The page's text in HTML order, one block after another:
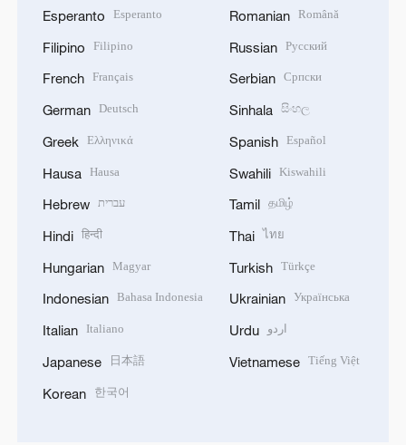
Esperanto Esperanto
Filipino Filipino
French Français
German Deutsch
Greek Ελληνικά
Hausa Hausa
Hebrew עברית
Hindi हिन्दी
Hungarian Magyar
Indonesian Bahasa Indonesia
Italian Italiano
Japanese 日本語
Korean 한국어
Romanian Română
Russian Русский
Serbian Српски
Sinhala සිංහල
Spanish Español
Swahili Kiswahili
Tamil தமிழ்
Thai ไทย
Turkish Türkçe
Ukrainian Українська
Urdu اردو
Vietnamese Tiếng Việt